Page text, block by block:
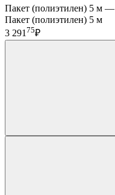
Пакет (полиэтилен) 5 м —
Пакет (полиэтилен) 5 м
3 29175₽